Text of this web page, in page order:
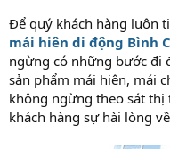
Để quý khách hàng luôn
mái hiên di động Bình
ngừng có những bước đi
sản phẩm mái hiên, mái
không ngừng theo sát
khách hàng sự hài lòng